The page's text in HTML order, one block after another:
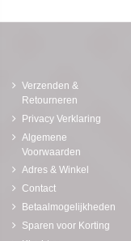
Verzenden &
Retourneren
Privacy Verklaring
Algemene
Voorwaarden
Adres & Winkel
Contact
Betaalmogelijkheden
Sparen voor Korting